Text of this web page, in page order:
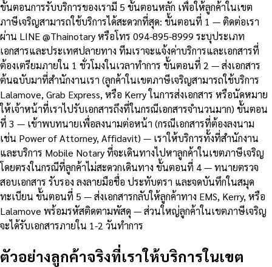
ขั้นตอนการรับบริการของเรามี 5 ขั้นตอนหลัก เพื่อให้ลูกค้าในเขต
ภาษีเจริญสามารถใช้บริการได้สะดวกที่สุด: ขั้นตอนที่ 1 — ติดต่อเรา
ผ่าน LINE @Thainotary หรือโทร 094-895-8999 ระบุประเภท
เอกสารและประเทศปลายทาง ทีมเราจะแจ้งค่าบริการและเอกสารที่
ต้องเตรียมภายใน 1 ชั่วโมงในเวลาทำการ ขั้นตอนที่ 2 — ส่งเอกสาร
ต้นฉบับมาที่สำนักงานเรา (ลูกค้าในเขตภาษีเจริญสามารถใช้บริการ
Lalamove, Grab Express, หรือ Kerry ในการส่งเอกสาร หรือนัดหมาย
ให้เจ้าหน้าที่เราไปรับเอกสารถึงที่ในกรณีเอกสารจำนวนมาก) ขั้นตอน
ที่ 3 — เข้าพบทนายเพื่อลงนามต่อหน้า (กรณีเอกสารที่ต้องลงนาม
เช่น Power of Attorney, Affidavit) — เราให้บริการทั้งที่สำนักงาน
และบริการ Mobile Notary ที่จะเดินทางไปหาลูกค้าในเขตภาษีเจริญ
โดยตรงในกรณีที่ลูกค้าไม่สะดวกเดินทาง ขั้นตอนที่ 4 — ทนายตรวจ
สอบเอกสาร รับรอง ลงลายมือชื่อ ประทับตรา และจดบันทึกในสมุด
ทะเบียน ขั้นตอนที่ 5 — ส่งเอกสารกลับให้ลูกค้าทาง EMS, Kerry, หรือ
Lalamove พร้อมรหัสติดตามพัสดุ — ส่วนใหญ่ลูกค้าในเขตภาษีเจริญ
จะได้รับเอกสารภายใน 1-2 วันทำการ
ตัวอย่างลูกค้าจริงที่เราให้บริการในเขต